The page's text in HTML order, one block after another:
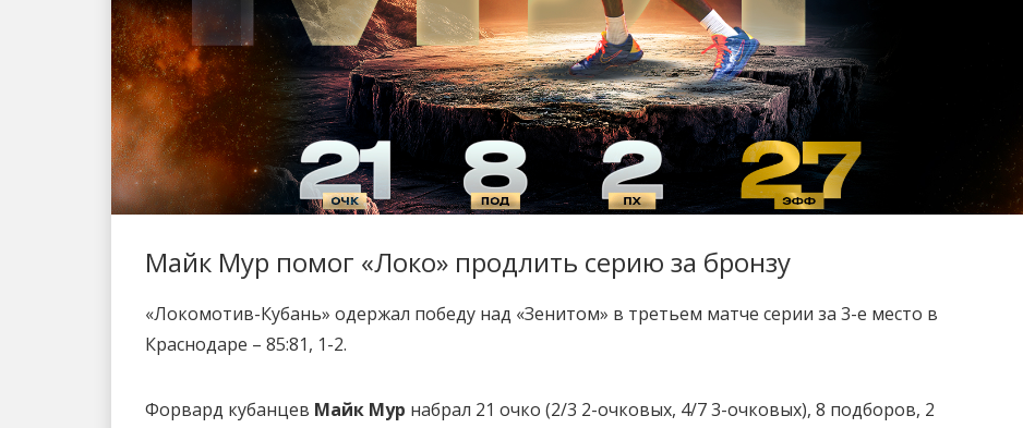
Майк Мур помог «Локо» продлить серию за бронзу
«Локомотив-Кубань» одержал победу над «Зенитом» в третьем матче серии за 3-е место в
Краснодаре – 85:81, 1-2.
Форвард кубанцев Майк Мур набрал 21 очко (2/3 2-очковых, 4/7 3-очковых), 8 подборов, 2